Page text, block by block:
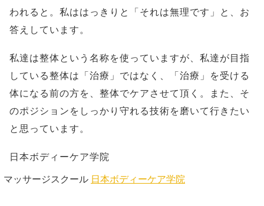
われると。私ははっきりと「それは無理です」と、お
答えしています。
私達は整体という名称を使っていますが、私達が目指
している整体は「治療」ではなく、「治療」を受ける
体になる前の方を、整体でケアさせて頂く。また、そ
のポジションをしっかり守れる技術を磨いて行きたい
と思っています。
日本ボディーケア学院
マッサージスクール 日本ボディーケア学院